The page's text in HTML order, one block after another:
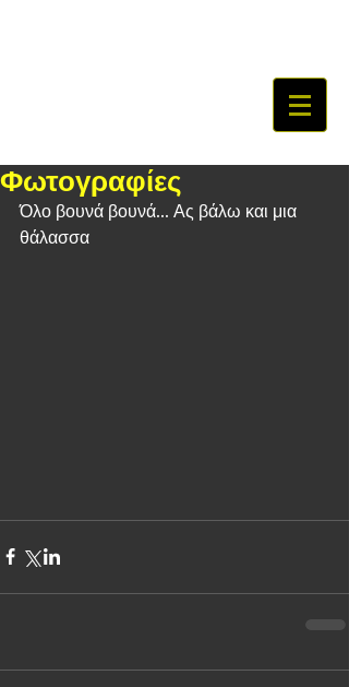
Φωτογραφίες
Όλο βουνά βουνά... Ας βάλω και μια
θάλασσα